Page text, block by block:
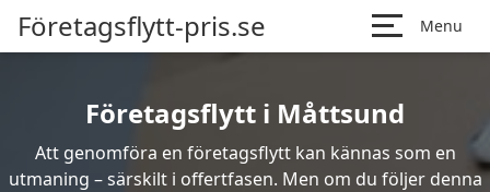
Företagsflytt-pris.se Menu
Företagsflytt i Måttsund
Att genomföra en företagsflytt kan kännas som en
utmaning – särskilt i offertfasen. Men om du följer denna